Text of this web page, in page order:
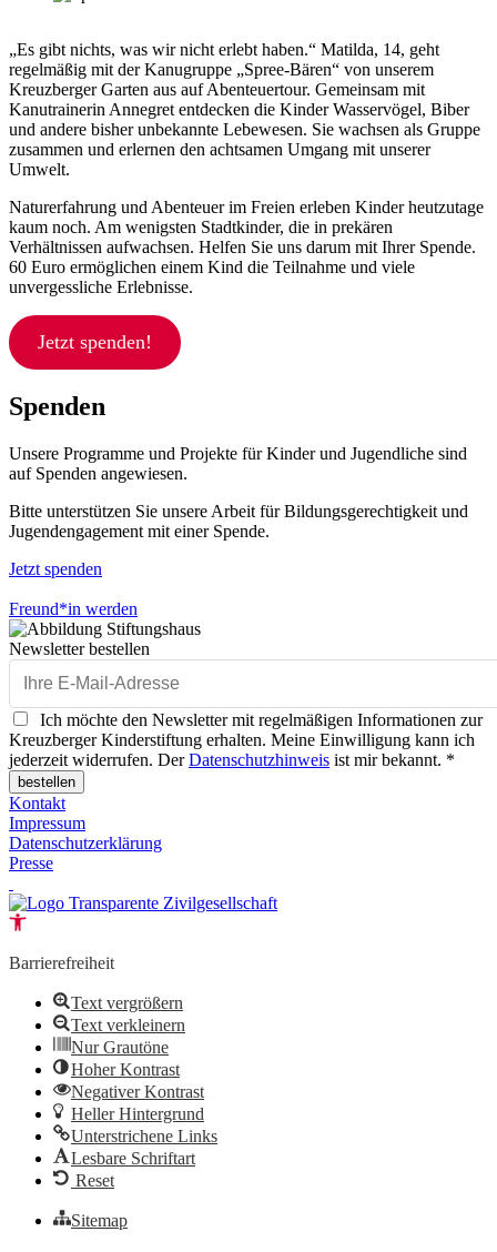
„Es gibt nichts, was wir nicht erlebt haben.“ Matilda, 14, geht
regelmäßig mit der Kanugruppe „Spree-Bären“ von unserem
Kreuzberger Garten aus auf Abenteuertour. Gemeinsam mit
Kanutrainerin Annegret entdecken die Kinder Wasservögel, Biber
und andere bisher unbekannte Lebewesen. Sie wachsen als Gruppe
zusammen und erlernen den achtsamen Umgang mit unserer
Umwelt.
Naturerfahrung und Abenteuer im Freien erleben Kinder heutzutage
kaum noch. Am wenigsten Stadtkinder, die in prekären
Verhältnissen aufwachsen. Helfen Sie uns darum mit Ihrer Spende.
60 Euro ermöglichen einem Kind die Teilnahme und viele
unvergessliche Erlebnisse.
Jetzt spenden!
Spenden
Unsere Programme und Projekte für Kinder und Jugendliche sind
auf Spenden angewiesen.
Bitte unterstützen Sie unsere Arbeit für Bildungsgerechtigkeit und
Jugendengagement mit einer Spende.
Jetzt spenden
Freund*in werden
Newsletter bestellen
Ich möchte den Newsletter mit regelmäßigen Informationen zur
Kreuzberger Kinderstiftung erhalten. Meine Einwilligung kann ich
jederzeit widerrufen. DerDatenschutzhinweis ist mir bekannt. *
bestellen
Kontakt
Impressum
Datenschutzerklärung
Presse
Open toolbar
Barrierefreiheit
Text vergrößern
Text verkleinern
Nur Grautöne
Hoher Kontrast
Negativer Kontrast
Heller Hintergrund
Unterstrichene Links
Lesbare Schriftart
Reset
Sitemap